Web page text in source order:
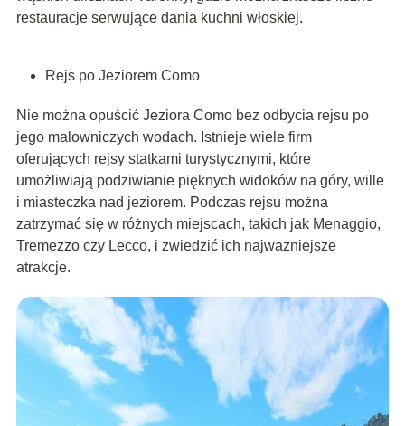
restauracje serwujące dania kuchni włoskiej.
Rejs po Jeziorem Como
Nie można opuścić Jeziora Como bez odbycia rejsu po
jego malowniczych wodach. Istnieje wiele firm
oferujących rejsy statkami turystycznymi, które
umożliwiają podziwianie pięknych widoków na góry, wille
i miasteczka nad jeziorem. Podczas rejsu można
zatrzymać się w różnych miejscach, takich jak Menaggio,
Tremezzo czy Lecco, i zwiedzić ich najważniejsze
atrakcje.